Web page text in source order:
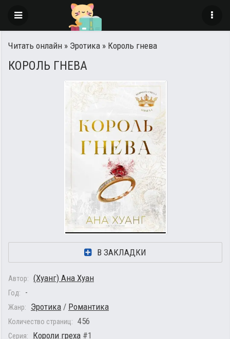
Читать онлайн » Эротика » Король гнева
КОРОЛЬ ГНЕВА
В ЗАКЛАДКИ
Автор: (Хуанг) Ана Хуан
Год: -
Жанр: Эротика / Романтика
Количество страниц: 456
Серия: Короли греха #1